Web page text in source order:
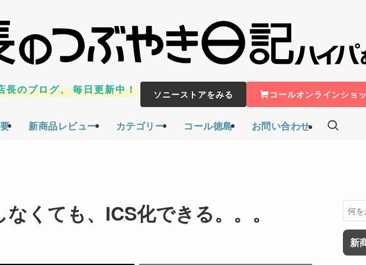
新商品レビュー カテゴリー コール徳島 お問い合わせ
長のブログ、毎日更新中！ ソニーストアをみる コールオンラインショ
くても、ICS化できる。。。
検
索
新